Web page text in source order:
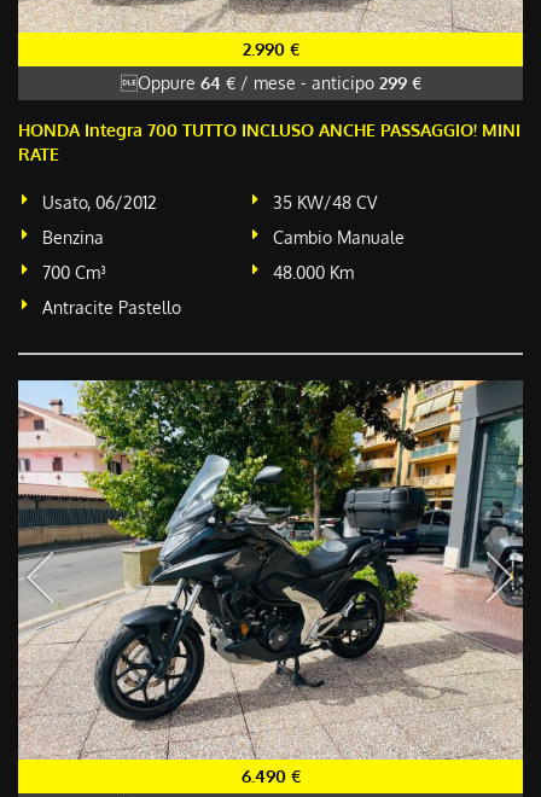
2.990 €
Oppure 64 €/ mese - anticipo 299 €
HONDA Integra 700 TUTTO INCLUSO ANCHE PASSAGGIO! MINI
RATE
Usato, 06/2012
35 KW/48 CV
Benzina
Cambio Manuale
700 Cm³
48.000 Km
Antracite Pastello
6.490 €